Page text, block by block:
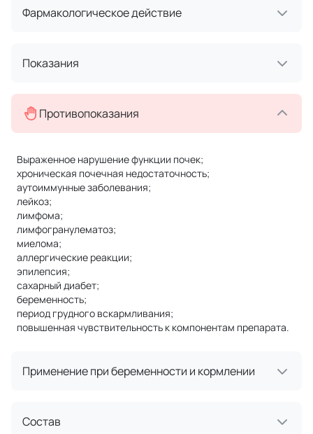
Фармакологическое действие
Показания
Противопоказания
Выраженное нарушение функции почек;
хроническая почечная недостаточность;
аутоиммунные заболевания;
лейкоз;
лимфома;
лимфогранулематоз;
миелома;
аллергические реакции;
эпилепсия;
сахарный диабет;
беременность;
период грудного вскармливания;
повышенная чувствительность к компонентам препарата.
Применение при беременности и кормлении
Состав